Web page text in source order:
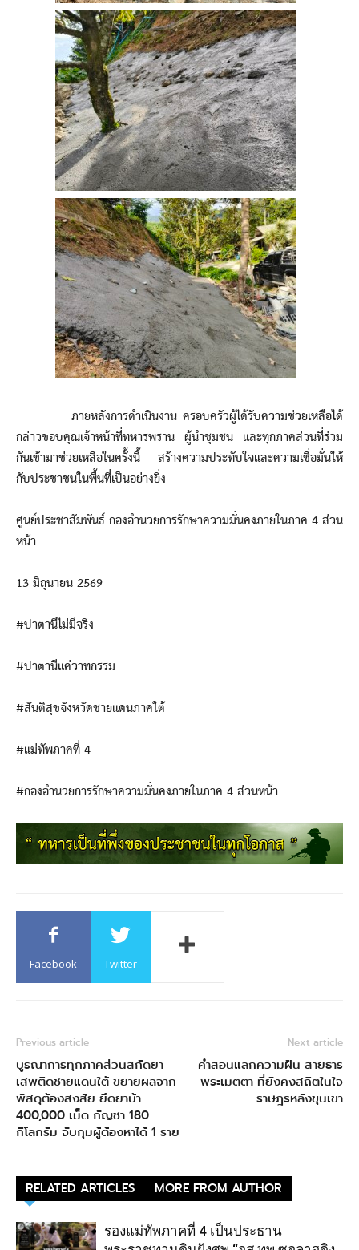
ภายหลังการดำเนินงาน ครอบครัวผู้ได้รับความช่วยเหลือได้
กล่าวขอบคุณเจ้าหน้าที่ทหารพราน ผู้นำชุมชน และทุกภาคส่วนที่ร่วม
กันเข้ามาช่วยเหลือในครั้งนี้ สร้างความประทับใจและความเชื่อมั่นให้
กับประชาชนในพื้นที่เป็นอย่างยิ่ง
ศูนย์ประชาสัมพันธ์ กองอำนวยการรักษาความมั่นคงภายในภาค 4 ส่วน
หน้า
13 มิถุนายน 2569
#ปาตานีไม่มีจริง
#ปาตานีแค่วาทกรรม
#สันติสุขจังหวัดชายแดนภาคใต้
#แม่ทัพภาคที่ 4
#กองอำนวยการรักษาความมั่นคงภายในภาค 4 ส่วนหน้า
Facebook Twitter
Previous article
บูรณาการทุกภาคส่วนสกัดยา
เสพติดชายแดนใต้ ขยายผลจาก
พัสดุต้องสงสัย ยึดยาบ้า
400,000 เม็ด กัญชา 180
กิโลกรัม จับกุมผู้ต้องหาได้ 1 ราย
Next article
คำสอนแลกความฝัน สายธาร
พระเมตตา ที่ยังคงสถิตในใจ
ราษฎรหลังขุนเขา
RELATED ARTICLES MORE FROM AUTHOR
รองแม่ทัพภาคที่ 4 เป็นประธาน